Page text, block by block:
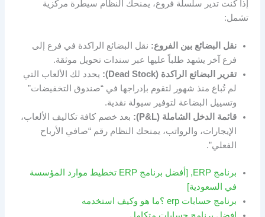
إذا كنت تدير سلسلة فروع، يمنحك النظام سيطرة مركزية
تشمل:
نقل البضائع بين الفروع: نقل البضائع الراكدة في فرع إلى
فرع آخر يشهد طلباً عليها عبر سندات تحويل موثقة.
تقرير البضائع الراكدة (Dead Stock):
يحدد لك الألعاب التي
لم تُباع منذ شهور لتقوم بإدراجها في “صندوق التخفيضات”
وتسييل البضاعة لتوفير سيولة نقدية.
قائمة الدخل الشاملة (P&L):
بعد خصم كافة تكاليف الألعاب،
الإيجارات، والرواتب، يمنحك النظام رقم “صافي الأرباح
الفعلي”.
برنامج ERP, [أفضل برنامج ERP تخطيط موارد المؤسسة
في السعودية]
برنامج حسابات erp ؟ما هو وكيف استخدمه